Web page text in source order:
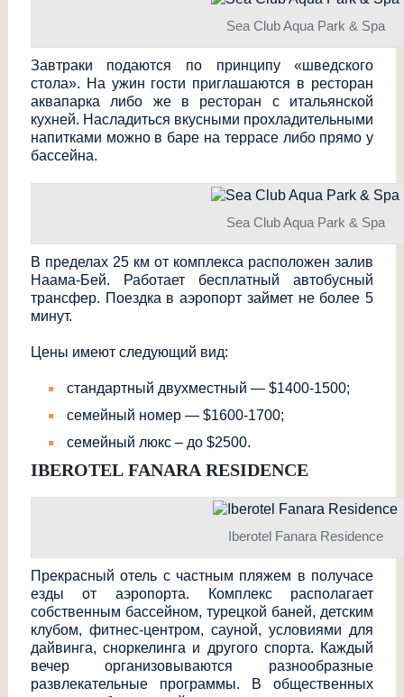
Sea Club Aqua Park & Spa
Завтраки подаются по принципу «шведского
стола». На ужин гости приглашаются в ресторан
аквапарка либо же в ресторан с итальянской
кухней. Насладиться вкусными прохладительными
напитками можно в баре на террасе либо прямо у
бассейна.
Sea Club Aqua Park & Spa
В пределах 25 км от комплекса расположен залив
Наама-Бей. Работает бесплатный автобусный
трансфер. Поездка в аэропорт займет не более 5
минут.
Цены имеют следующий вид:
стандартный двухместный — $1400-1500;
семейный номер — $1600-1700;
семейный люкс – до $2500.
IBEROTEL FANARA RESIDENCE
Iberotel Fanara Residence
Прекрасный отель с частным пляжем в получасе
езды от аэропорта. Комплекс располагает
собственным бассейном, турецкой баней, детским
клубом, фитнес-центром, сауной, условиями для
дайвинга, сноркелинга и другого спорта. Каждый
вечер организовываются разнообразные
развлекательные программы. В общественных